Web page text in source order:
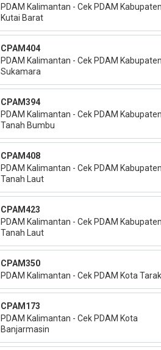
PDAM Kalimantan - Cek PDAM Kabupaten
Kutai Barat
CPAM404
PDAM Kalimantan - Cek PDAM Kabupaten
Sukamara
CPAM394
PDAM Kalimantan - Cek PDAM Kabupaten
Tanah Bumbu
CPAM408
PDAM Kalimantan - Cek PDAM Kabupaten
Tanah Laut
CPAM423
PDAM Kalimantan - Cek PDAM Kabupaten
Tanah Laut
CPAM350
PDAM Kalimantan - Cek PDAM Kota
CPAM173
PDAM Kalimantan - Cek PDAM Kota
Banjarmasin